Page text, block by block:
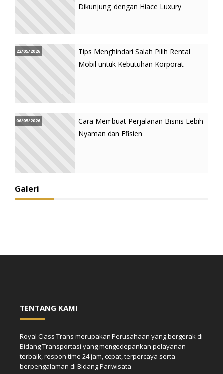
Dikunjungi dengan Hiace Luxury
22/05/2026
Tips Menghindari Salah Pilih Rental
Mobil untuk Kebutuhan Korporat
06/05/2026
Cara Membuat Perjalanan Bisnis Lebih
Nyaman dan Efisien
Galeri
TENTANG KAMI
Royal Class Trans merupakan Perusahaan yang bergerak di
Bidang Transportasi yang mengedepankan pelayanan
terbaik, respon time 24 jam, cepat, terpercaya serta
berpengalaman di Bidang Pariwisata